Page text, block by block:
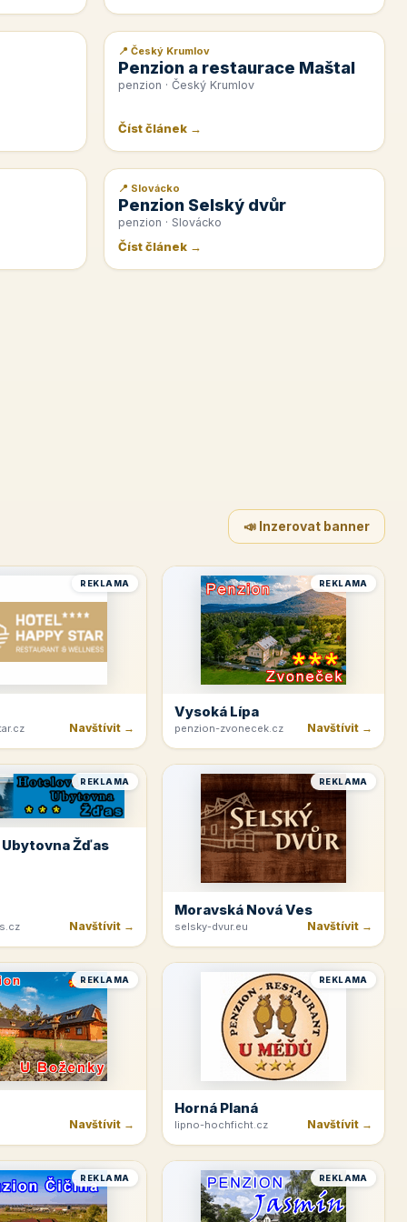
📰 PR článek
📍 Český Krumlov
Penzion a restaurace Maštal
penzion · Český Krumlov
Číst článek →
📰 PR článek
📍 Slovácko
Penzion Selský dvůr
penzion · Slovácko
Číst článek →
📣 Inzerovat banner
REKLAMA
Navštívit →
REKLAMA
Vysoká Lípa
penzion-zvonecek.cz Navštívit →
REKLAMA
Žďas
Navštívit →
REKLAMA
Moravská Nová Ves
selsky-dvur.eu Navštívit →
REKLAMA
Navštívit →
REKLAMA
Horná Planá
lipno-hochficht.cz Navštívit →
REKLAMA REKLAMA